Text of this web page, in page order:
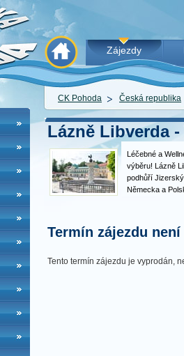
Zájezdy
CK Pohoda Česká republika
Lázně Libverda
Léčebné a
výběru! Lázně
podhůří
Německa a
skloubit
Termín zájezdu
Tento termín zájezdu je vyprodán,